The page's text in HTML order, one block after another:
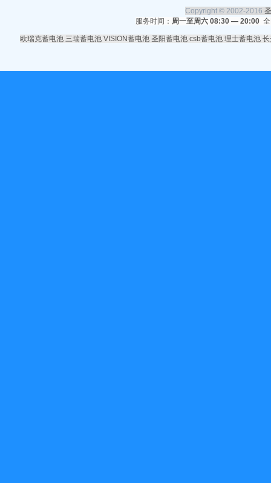
Copyright © 2002-2016
服务时间： 周一至周六 08:30 — 20:00全
欧瑞克蓄电池 三瑞蓄电池 VISION蓄电池 圣阳蓄电池 csb蓄电池 理士蓄电池